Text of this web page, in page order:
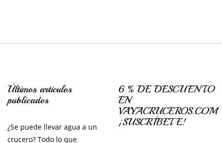
Últimos artículos
publicados
¿Se puede llevar agua a un
crucero? Todo lo que
6 % DE DESCUENTO
EN
VAYACRUCEROS.COM
¡SUSCRÍBETE!